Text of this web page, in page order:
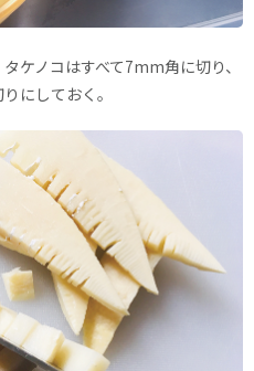
ケノコはすべて7mm角に切り、
にしておく。